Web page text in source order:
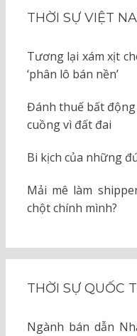
THỜI SỰ VIỆT
Tương lại xám xịt
‘phân lô bán nền’
Đánh thuế bất động
cuồng vì đất đai
Bi kịch của những
Mải mê làm
chột chính mình?
THỜI SỰ QUỐC
Ngành bán dẫn